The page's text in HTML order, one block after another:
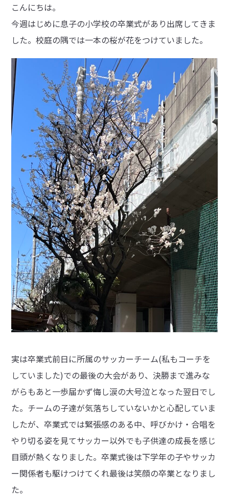
こんにちは。
今週はじめに息子の小学校の卒業式があり出席してきま
した。校庭の隅では一本の桜が花をつけていました。
実は卒業式前日に所属のサッカーチーム(私もコーチを
していました)での最後の大会があり、決勝まで進みな
がらもあと一歩届かず悔し涙の大号泣となった翌日でし
た。チームの子達が気落ちしていないかと心配していま
したが、卒業式では緊張感のある中、呼びかけ・合唱を
やり切る姿を見てサッカー以外でも子供達の成長を感じ
目頭が熱くなりました。卒業式後は下学年の子やサッカ
ー関係者も駆けつけてくれ最後は笑顔の卒業となりまし
た。